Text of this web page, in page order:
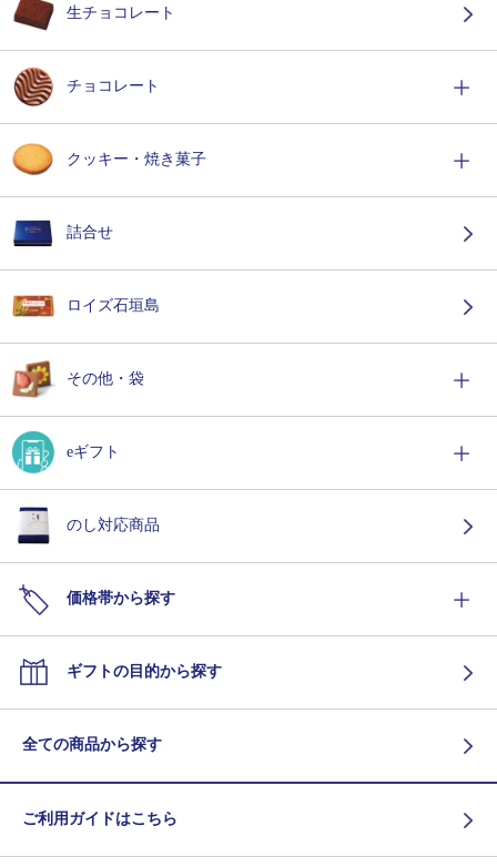
生チョコレート
チョコレート
クッキー・焼き菓子
詰合せ
ロイズ石垣島
その他・袋
eギフト
のし対応商品
価格帯から探す
ギフトの目的から探す
全ての商品から探す
ご利用ガイドはこちら